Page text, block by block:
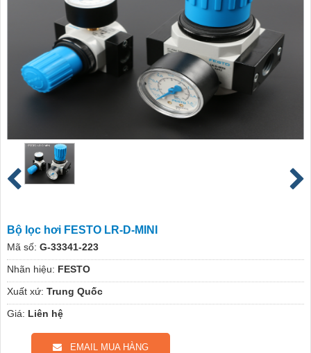
Bộ lọc hơi FESTO LR-D-MINI
Mã số: G-33341-223
Nhãn hiệu: FESTO
Xuất xứ: Trung Quốc
Giá: Liên hệ
EMAIL MUA HÀNG